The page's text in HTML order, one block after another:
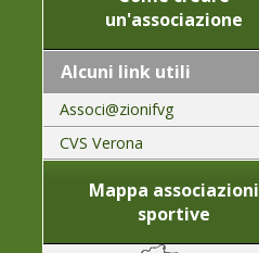
un'associazione
Alcuni link utili
Associ@zionifvg
CVS Verona
Mappa associazioni
sportive